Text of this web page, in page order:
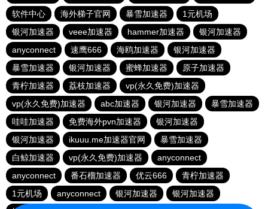
软件中心
海外梯子官网 暴雪加速器
1元机场
银河加速器
veee加速器 hammer加速器
银河加速器
anyconnect
速鹰666 海鸥加速器
银河加速器
暴雪加速器
银河加速器 蜜蜂加速器
原子加速器
青柠加速器
荔枝加速器
vp(永久免费)加速器
vp(永久免费)加速器
abc加速器 银河加速器
暴雪加速器
哇哇加速器
免费海外pvn加速器
银河加速器
银河加速器
ikuuu.me加速器官网
暴雪加速器
白鲸加速器
vp(永久免费)加速器
anyconnect
anyconnect
番石榴加速器 优云666
青柠加速器
1元机场
anyconnect 银河加速器
银河加速器